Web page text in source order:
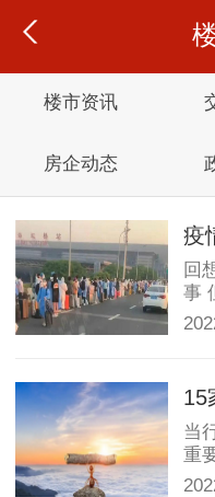
楼市资讯
房企动态
回
事
依
当
重
一